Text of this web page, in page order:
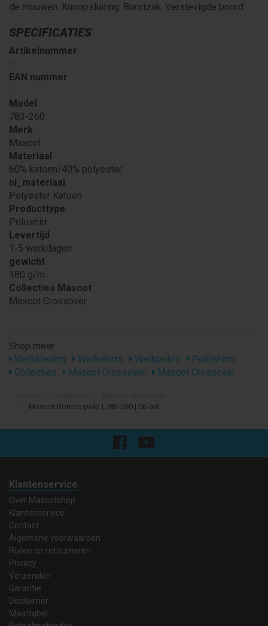
de mouwen. Knoopsluiting. Borstzak. Verstevigde boord.
SPECIFICATIES
Artikelnummer
-
EAN nummer
-
Model
783-260
Merk
Mascot
Materiaal
60% katoen/40% polyester
nl_materiaal
Polyester Katoen
Producttype
Poloshirt
Levertijd
1-5 werkdagen
gewicht
180 g/m
Collecties Mascot
Mascot Crossover
Shop meer
Werkkleding
Werkshirts Werkpolo's
Poloshirts
Collecties
Mascot Crossover Mascot Crossover
Mascot Borneo polo | 783-260 | 06-wit
Klantenservice
Over Mascotshop
Klantenservice
Contact
Algemene voorwaarden
Ruilen en retourneren
Privacy
Verzenden
Garantie
Disclaimer
Maattabel